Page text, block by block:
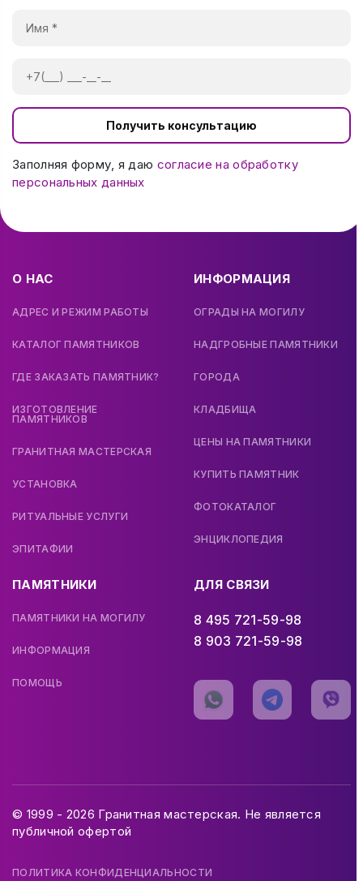
Получить консультацию
Заполняя форму, я даю согласие на обработку
персональных данных
О НАС
АДРЕС И РЕЖИМ РАБОТЫ
КАТАЛОГ ПАМЯТНИКОВ
ГДЕ ЗАКАЗАТЬ ПАМЯТНИК?
ИЗГОТОВЛЕНИЕ
ПАМЯТНИКОВ
ГРАНИТНАЯ МАСТЕРСКАЯ
УСТАНОВКА
РИТУАЛЬНЫЕ УСЛУГИ
ЭПИТАФИИ
ИНФОРМАЦИЯ
ОГРАДЫ НА МОГИЛУ
НАДГРОБНЫЕ ПАМЯТНИКИ
ГОРОДА
КЛАДБИЩА
ЦЕНЫ НА ПАМЯТНИКИ
КУПИТЬ ПАМЯТНИК
ФОТОКАТАЛОГ
ЭНЦИКЛОПЕДИЯ
ПАМЯТНИКИ
ПАМЯТНИКИ НА МОГИЛУ
ИНФОРМАЦИЯ
ПОМОЩЬ
ДЛЯ СВЯЗИ
8 495 721-59-98
8 903 721-59-98
© 1999 - 2026 Гранитная мастерская. Не является
публичной офертой
ПОЛИТИКА КОНФИДЕНЦИАЛЬНОСТИ